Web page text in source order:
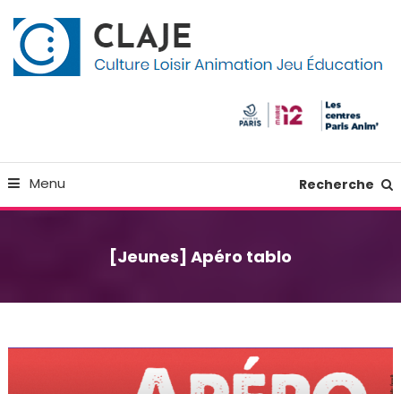
To
Content
Menu Recherche
[Jeunes] Apéro tablo